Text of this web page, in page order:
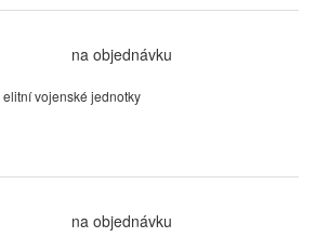
na objednávku
vojenské jednotky
na objednávku